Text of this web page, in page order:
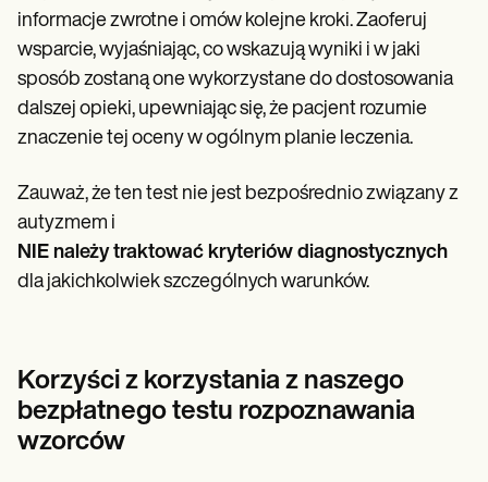
informacje zwrotne i omów kolejne kroki. Zaoferuj
wsparcie, wyjaśniając, co wskazują wyniki i w jaki
sposób zostaną one wykorzystane do dostosowania
dalszej opieki, upewniając się, że pacjent rozumie
znaczenie tej oceny w ogólnym planie leczenia.
Zauważ, że ten test nie jest bezpośrednio związany z
autyzmem i
NIE należy traktować kryteriów diagnostycznych
dla jakichkolwiek szczególnych warunków.
Korzyści z korzystania z naszego
bezpłatnego testu rozpoznawania
wzorców